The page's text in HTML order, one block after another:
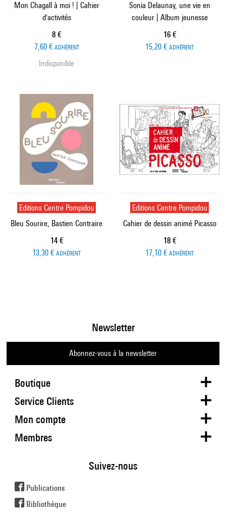
Mon Chagall à moi ! | Cahier
d'activités
Prix ​​actuel
8 €
7,60 € ADHÉRENT
Indisponible
Sonia Delaunay, une vie en
couleur | Album jeunesse
Prix ​​actuel
16 €
15,20 € ADHÉRENT
Editions Centre Pompidou
Bleu Sourire, Bastien Contraire
Prix ​​actuel
14 €
13,30 € ADHÉRENT
Editions Centre Pompidou
Cahier de dessin animé Picasso
Prix ​​actuel
18 €
17,10 € ADHÉRENT
Boutique
Newsletter
Abonnez-vous à la newsletter
Service Clients
Mon compte
Membres
Suivez-nous
Publications
Bibliothèque